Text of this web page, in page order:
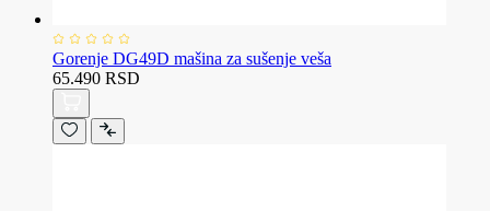
Gorenje DG49D mašina za sušenje veša
65.490 RSD